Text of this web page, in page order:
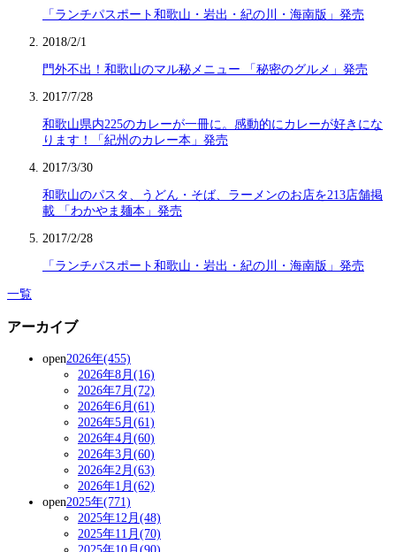
「ランチパスポート和歌山・岩出・紀の川・海南版」発売
2018/2/1
門外不出！和歌山のマル秘メニュー 「秘密のグルメ」発売
2017/7/28
和歌山県内225のカレーが一冊に。感動的にカレーが好きにな
ります！「紀州のカレー本」発売
2017/3/30
和歌山のパスタ、うどん・そば、ラーメンのお店を213店舗掲
載 「わかやま麺本」発売
2017/2/28
「ランチパスポート和歌山・岩出・紀の川・海南版」発売
一覧
アーカイブ
open2026年(455)
2026年8月(16)
2026年7月(72)
2026年6月(61)
2026年5月(61)
2026年4月(60)
2026年3月(60)
2026年2月(63)
2026年1月(62)
open2025年(771)
2025年12月(48)
2025年11月(70)